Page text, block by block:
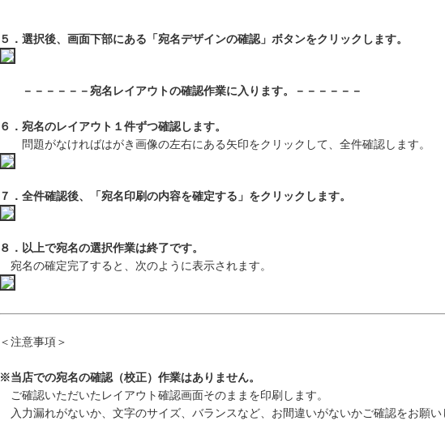
５．選択後、画面下部にある「宛名デザインの確認」ボタンをクリックします。
－－－－－－宛名レイアウトの確認作業に入ります。－－－－－－
６．宛名のレイアウト１件ずつ確認します。
問題がなければはがき画像の左右にある矢印をクリックして、全件確認します。
７．全件確認後、「宛名印刷の内容を確定する」をクリックします。
８．以上で宛名の選択作業は終了です。
宛名の確定完了すると、次のように表示されます。
＜注意事項＞
※当店での宛名の確認（校正）作業はありません。
ご確認いただいたレイアウト確認画面そのままを印刷します。
入力漏れがないか、文字のサイズ、バランスなど、お間違いがないかご確認をお願い